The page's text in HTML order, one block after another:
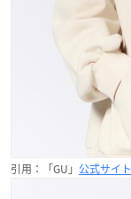
引用：「GU」 公式サイト